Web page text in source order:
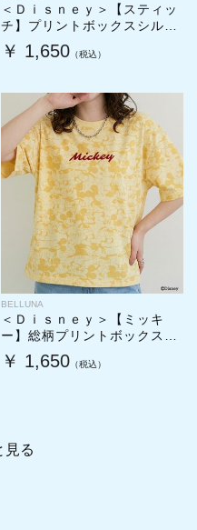
＜Ｄｉｓｎｅｙ＞【スティッ
チ】プリントボックスシルエ
ットＴシャツ
￥ 1,650
BELLUNA
＜Ｄｉｓｎｅｙ＞【ミッキ
ー】総柄プリントボックスシ
ルエットTシャツ
￥ 1,650